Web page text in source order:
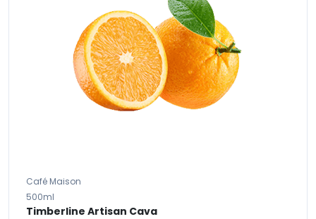
Café Maison
500ml
Timberline Artisan Cava